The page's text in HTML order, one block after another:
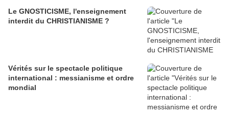
Le GNOSTICISME, l'enseignement
interdit du CHRISTIANISME ?
Vérités sur le spectacle politique
international : messianisme et ordre
mondial